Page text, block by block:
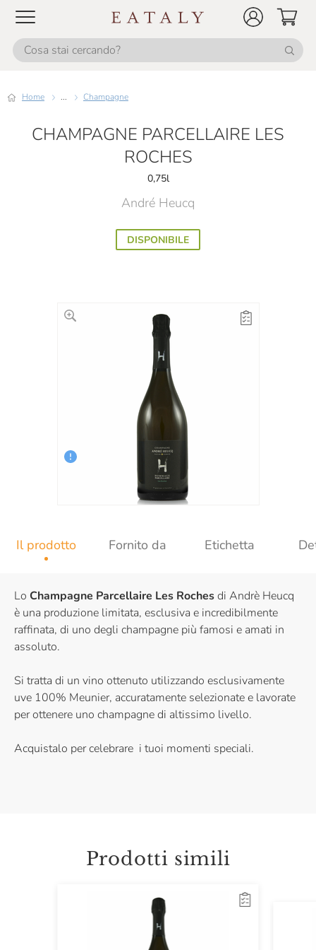
Home ... Champagne
CHAMPAGNE PARCELLAIRE LES
ROCHES
0,75l
André Heucq
DISPONIBILE
Il prodotto Fornito da Etichetta
Lo Champagne Parcellaire Les Rochesdi Andrè Heucq
è una produzione limitata, esclusiva e incredibilmente
raffinata, di uno degli champagne più famosi e amati in
assoluto.
Si tratta di un vino ottenuto utilizzando esclusivamente
uve 100% Meunier, accuratamente selezionate e lavorate
per ottenere uno champagne di altissimo livello.
Acquistalo per celebrare i tuoi momenti speciali.
Prodotti simili